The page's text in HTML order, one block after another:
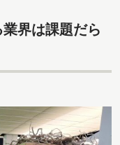
界は課題だら